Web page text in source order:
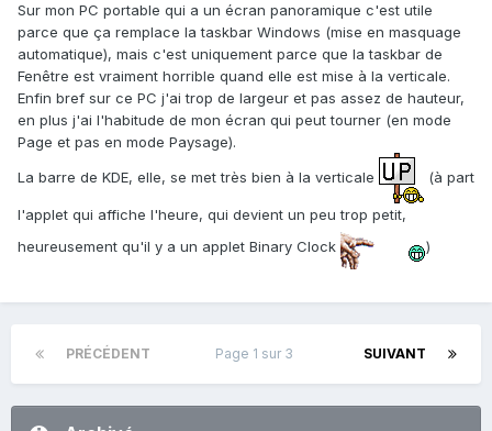
Sur mon PC portable qui a un écran panoramique c'est utile
parce que ça remplace la taskbar Windows (mise en masquage
automatique), mais c'est uniquement parce que la taskbar de
Fenêtre est vraiment horrible quand elle est mise à la verticale.
Enfin bref sur ce PC j'ai trop de largeur et pas assez de hauteur,
en plus j'ai l'habitude de mon écran qui peut tourner (en mode
Page et pas en mode Paysage).
La barre de KDE, elle, se met très bien à la verticale
(à part
l'applet qui affiche l'heure, qui devient un peu trop petit,
heureusement qu'il y a un applet Binary Clock
)
PRÉCÉDENT SUIVANT
Page 1 sur 3